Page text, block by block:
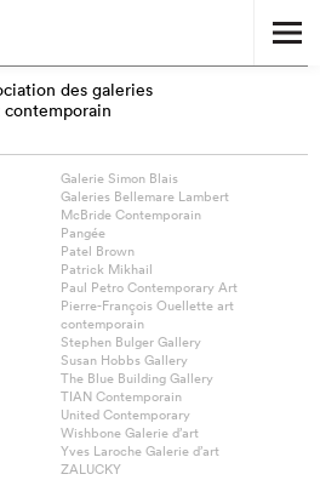
des galeries
contemporain
Galerie Simon Blais
Galeries Bellemare Lambert
McBride Contemporain
Pangée
Patel Brown
Patrick Mikhail
Paul Petro Contemporary Art
Pierre-François Ouellette art
contemporain
Stephen Bulger Gallery
Susan Hobbs Gallery
The Blue Building Gallery
TIAN Contemporain
United Contemporary
Wishbone Galerie d’art
Yves Laroche Galerie d’art
ZALUCKY